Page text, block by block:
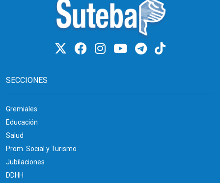
SECCIONES
Gremiales
Educación
Salud
Prom. Social y Turismo
Jubilaciones
DDHH